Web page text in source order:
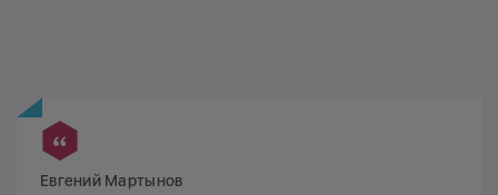
Евгений Мартынов